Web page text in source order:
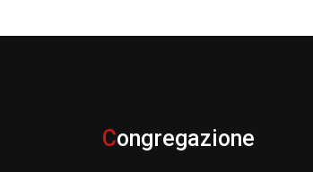
Congregazione